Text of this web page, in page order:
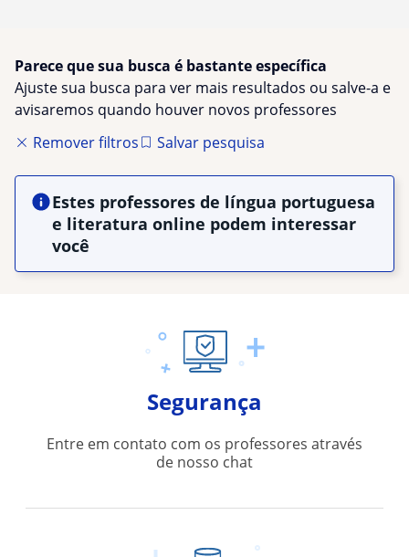
Parece que sua busca é bastante específica
Ajuste sua busca para ver mais resultados ou salve-a e
avisaremos quando houver novos professores
Remover filtros
Salvar pesquisa
Estes professores de língua portuguesa
e literatura online podem interessar
você
Segurança
Entre em contato com os professores através
de nosso chat